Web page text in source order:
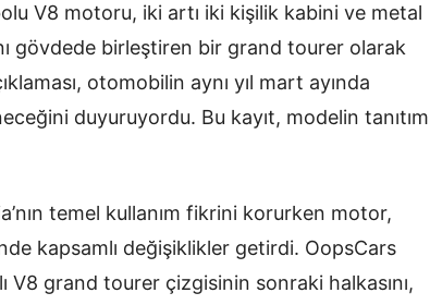
V8 motoru, iki artı iki kişilik kabini ve metal
gövdede birleştiren bir grand tourer olarak
otomobilin aynı yıl mart ayında
duyuruyordu. Bu kayıt, modelin tanıtım
temel kullanım fikrini korurken motor,
kapsamlı değişiklikler getirdi. OopsCars
V8 grand tourer çizgisinin sonraki halkasını,